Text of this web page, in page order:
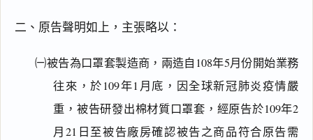
二、原告聲明如上，主張略以：
㈠被告為口罩套製造商，兩造自108年5月份開始業務
往來，於109年1月底，因全球新冠肺炎疫情嚴
重，被告研發出棉材質口罩套，經原告於109年2
月21日至被告廠房確認被告之商品符合原告需